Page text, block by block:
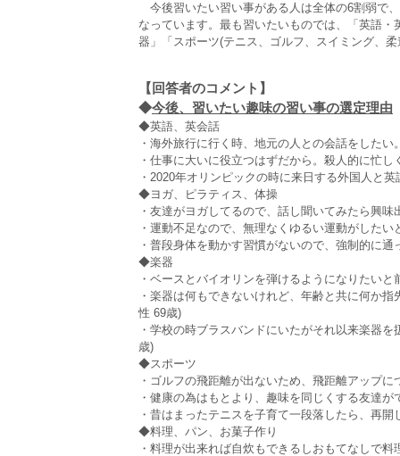
今後習いたい習い事がある人は全体の6割弱で
なっています。最も習いたいものでは、「英語
器」「スポーツ(テニス、ゴルフ、スイミング、
【回答者のコメント】
◆今後、習いたい趣味の習い事の選定理由
◆英語、英会話
・海外旅行に行く時、地元の人との会話をした
・仕事に大いに役立つはずだから。殺人的に忙
・2020年オリンピックの時に来日する外国人と
◆ヨガ、ピラティス、体操
・友達がヨガしてるので、話し聞いてみたら興
・運動不足なので、無理なくゆるい運動がしたい
・普段身体を動かす習慣がないので、強制的に
◆楽器
・ベースとバイオリンを弾けるようになりたい
・楽器は何もできないけれど、年齢と共に何か
性 69歳)
・学校の時ブラスバンドにいたがそれ以来楽器
歳)
◆スポーツ
・ゴルフの飛距離が出ないため、飛距離アップに
・健康の為はもとより、趣味を同じくする友達が
・昔はまったテニスを子育て一段落したら、再開
◆料理、パン、お菓子作り
・料理が出来れば自炊もできるしおもてなしで